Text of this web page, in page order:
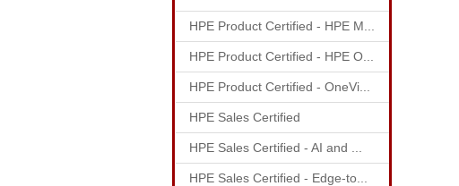
HPE Product Certified - HPE M...
HPE Product Certified - HPE O...
HPE Product Certified - OneVi...
HPE Sales Certified
HPE Sales Certified - AI and ...
HPE Sales Certified - Edge-to...